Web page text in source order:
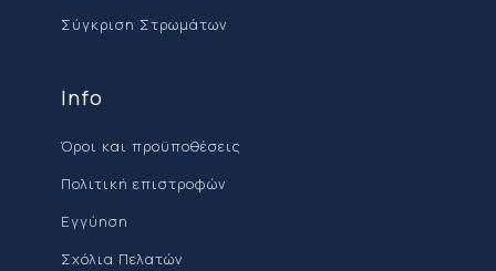
Σύγκριση Στρωμάτων
Info
Όροι και προϋποθέσεις
Πολιτική επιστροφών
Εγγύηση
Σχόλια Πελατών